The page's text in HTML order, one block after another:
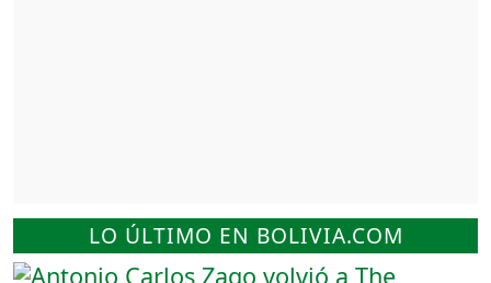
LO ÚLTIMO EN BOLIVIA.COM